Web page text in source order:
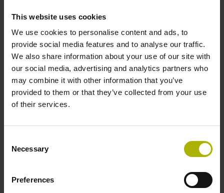
This website uses cookies
We use cookies to personalise content and ads, to
provide social media features and to analyse our traffic.
We also share information about your use of our site with
our social media, advertising and analytics partners who
may combine it with other information that you’ve
provided to them or that they’ve collected from your use
of their services.
Selection
Necessary
Preferences
Output signal:
1Vpp sinusoidal voltage signals (1 Vpp)
ID number:
355884-03
Product:
RON 786C 18000 01 -03 K 1.00 02 29A 54C
Line count:
Output signal: